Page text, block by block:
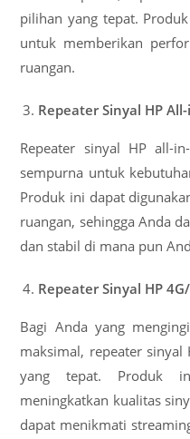
pilihan yang tepat.
untuk memberikan
ruangan.
Repeater Sinyal HP
Repeater sinyal HP all-
sempurna untuk
Produk ini dapat
ruangan, sehingga Anda
dan stabil di mana pun
Repeater Sinyal HP 4G/
Bagi Anda yang
maksimal, repeater sinyal
yang tepat. Produk
meningkatkan kualitas
dapat menikmati